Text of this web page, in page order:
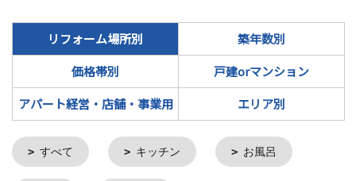
リフォーム場所別
築年数別
価格帯別
戸建orマンション
アパート経営・店舗・事業用
エリア別
すべて キッチン お風呂